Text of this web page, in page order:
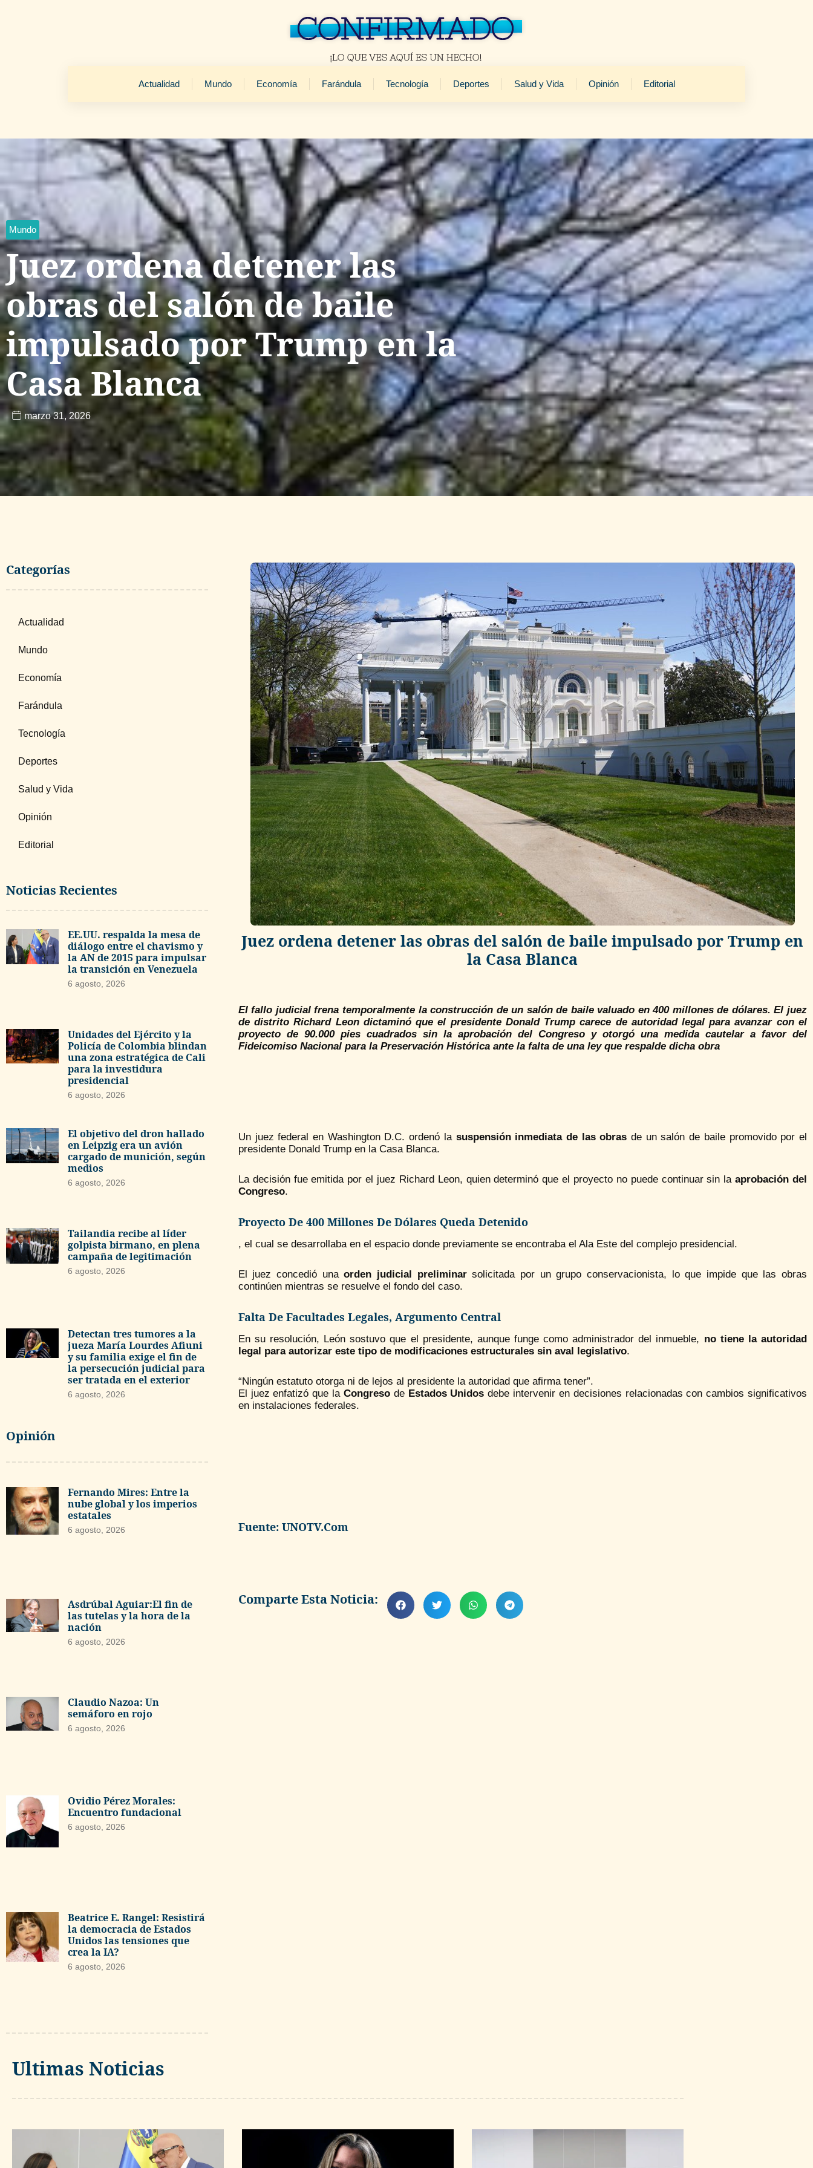
Actualidad Mundo Economía Farándula Tecnología Deportes Salud y Vida Opinión Editorial
Mundo
Juez ordena detener las
obras del salón de baile
impulsado por Trump en la
Casa Blanca
marzo 31, 2026
Categorías
Actualidad
Mundo
Economía
Farándula
Tecnología
Deportes
Salud y Vida
Opinión
Editorial
Noticias Recientes
EE.UU. respalda la mesa de
diálogo entre el chavismo y
la AN de 2015 para impulsar
la transición en Venezuela
6 agosto, 2026
Unidades del Ejército y la
Policía de Colombia blindan
una zona estratégica de Cali
para la investidura
presidencial
6 agosto, 2026
El objetivo del dron hallado
en Leipzig era un avión
cargado de munición, según
medios
6 agosto, 2026
Tailandia recibe al líder
golpista birmano, en plena
campaña de legitimación
6 agosto, 2026
Detectan tres tumores a la
jueza María Lourdes Afiuni
y su familia exige el fin de
la persecución judicial para
ser tratada en el exterior
6 agosto, 2026
Opinión
Fernando Mires: Entre la
nube global y los imperios
estatales
6 agosto, 2026
Asdrúbal Aguiar:El fin de
las tutelas y la hora de la
nación
6 agosto, 2026
Claudio Nazoa: Un
semáforo en rojo
6 agosto, 2026
Ovidio Pérez Morales:
Encuentro fundacional
6 agosto, 2026
Beatrice E. Rangel: Resistirá
la democracia de Estados
Unidos las tensiones que
crea la IA?
6 agosto, 2026
Juez ordena detener las obras del salón de baile impulsado por Trump en
la Casa Blanca
El fallo judicial frena temporalmente la construcción de un salón de baile valuado en 400 millones de dólares. El juez
de distrito Richard Leon dictaminó que el presidente Donald Trump carece de autoridad legal para avanzar con el
proyecto de 90.000 pies cuadrados sin la aprobación del Congreso y otorgó una medida cautelar a favor del
Fideicomiso Nacional para la Preservación Histórica ante la falta de una ley que respalde dicha obra
Un juez federal en Washington D.C. ordenó la suspensión inmediata de las obras de un salón de baile promovido por el
presidente Donald Trump en la Casa Blanca.
La decisión fue emitida por el juez Richard Leon, quien determinó que el proyecto no puede continuar sin laaprobación del
Congreso.
Proyecto De 400 Millones De Dólares Queda Detenido
, el cual se desarrollaba en el espacio donde previamente se encontraba el Ala Este del complejo presidencial.
El juez concedió unaorden judicial preliminarsolicitada por un grupo conservacionista, lo que impide que las obras
continúen mientras se resuelve el fondo del caso.
Falta De Facultades Legales, Argumento Central
En su resolución, León sostuvo que el presidente, aunque funge como administrador del inmueble, no tiene la autoridad
legal para autorizar este tipo de modificaciones estructurales sin aval legislativo.
“Ningún estatuto otorga ni de lejos al presidente la autoridad que afirma tener”.
El juez enfatizó que la Congreso de Estados Unidosdebe intervenir en decisiones relacionadas con cambios significativos
en instalaciones federales.
Fuente: UNOTV.com
Comparte Esta Noticia:
Ultimas Noticias